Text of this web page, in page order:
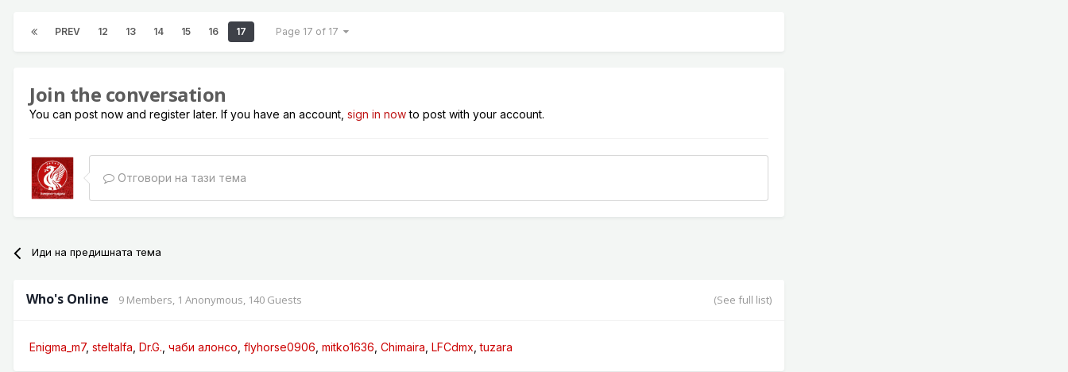
PREV 12 13 14 15 16 17 Page 17 of 17
Join the conversation
You can post now and register later. If you have an account, sign in nowto post with your account.
Отговори на тази тема
Иди на предишната тема
Who's Online 9 Members, 1 Anonymous, 140 Guests (See full list)
Enigma_m7 steltalfa Dr.G. чаби алонсо flyhorse0906 mitko1636 Chimaira LFCdmx tuzara